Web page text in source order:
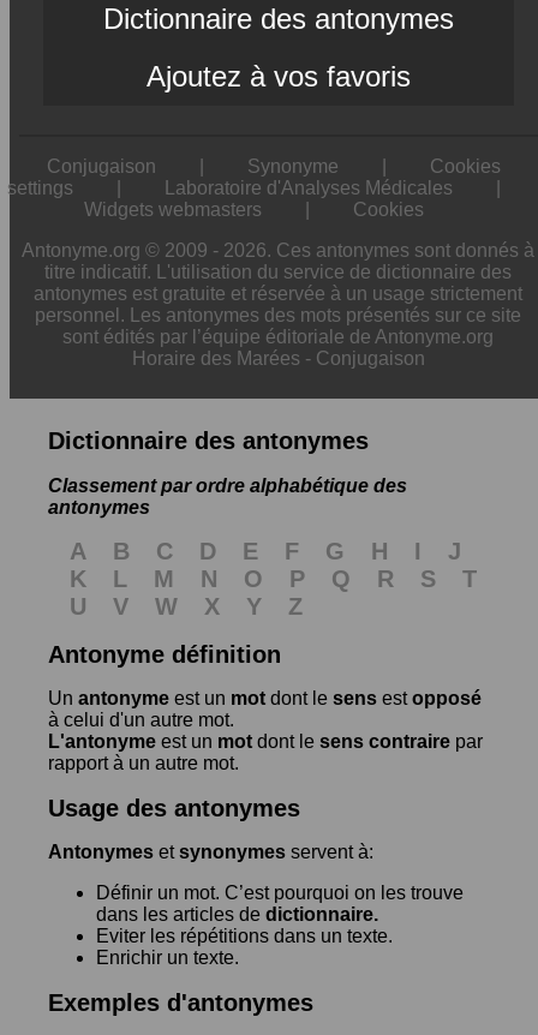
Dictionnaire des antonymes
Ajoutez à vos favoris
Conjugaison Synonyme
Cookies
settings
Laboratoire d'Analyses Médicales
Widgets webmasters
Cookies
Antonyme.org © 2009 - 2026. Ces antonymes sont donnés à
titre indicatif. L'utilisation du service de dictionnaire des
antonymes est gratuite et réservée à un usage strictement
personnel. Les antonymes des mots présentés sur ce site
sont édités par l’équipe éditoriale de Antonyme.org
Horaire des Marées - Conjugaison
Dictionnaire des antonymes
Classement par ordre alphabétique des
antonymes
A B C D E F G H I
J
K
L M N O P Q R S
T
U
V W X Y
Z
Antonyme définition
Un antonyme est un mot dont le sens estopposé
à celui d'un autre mot.
L'antonyme est un mot dont le sens contraire par
rapport à un autre mot.
Usage des antonymes
Antonymes etsynonymes servent à:
Définir un mot. C’est pourquoi on les trouve
dans les articles de dictionnaire.
Eviter les répétitions dans un texte.
Enrichir un texte.
Exemples d'antonymes